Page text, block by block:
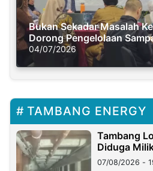
Bukan Sekadar Masalah
Dorong Pengelolaan
Solusi Krisis Iklim
04/07/2026
TAMBANG ENERGY
Tambang
Diduga
07/08/2026 -